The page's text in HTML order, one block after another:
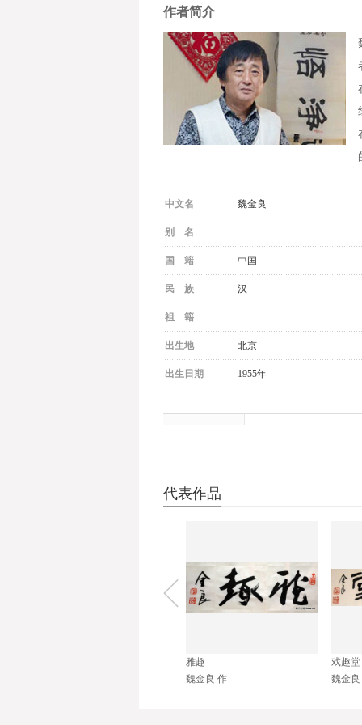
作者简介
中文名 魏金良
别 名
国 籍 中国
民 族 汉
祖 籍
出生地 北京
出生日期 1955年
艺术简介
魏金良，1955年生于北京。自幼酷爱
导和点拨，书法技艺日进。
在艺术实践中，以尊师重友为德，刻
代表作品
雅趣
魏金良 作
戏趣堂
魏金良